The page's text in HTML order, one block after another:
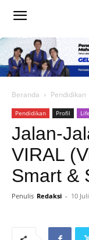
Beranda Pendidikan
Pendidikan Profil
Jalan-
VIRAL
Smart &
Penulis Redaksi - 10